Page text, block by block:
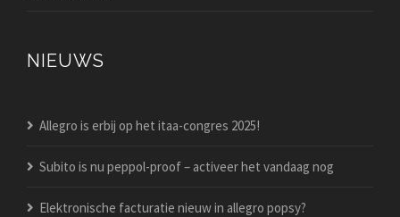
NIEUWS
Allegro is erbij op het itaa-congres 2025!
Subito is nu peppol-proof – activeer het vandaag nog
Elektronische facturatie nieuw in allegro popsy?